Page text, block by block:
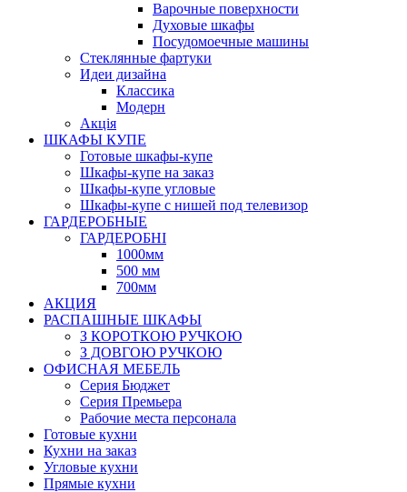
Варочные поверхности
Духовые шкафы
Посудомоечные машины
Стеклянные фартуки
Идеи дизайна
Класcика
Модерн
Акція
ШКАФЫ КУПЕ
Готовые шкафы-купе
Шкафы-купе на заказ
Шкафы-купе угловые
Шкафы-купе с нишей под телевизор
ГАРДЕРОБНЫЕ
ГАРДЕРОБНІ
1000мм
500 мм
700мм
АКЦИЯ
РАСПАШНЫЕ ШКАФЫ
З КОРОТКОЮ РУЧКОЮ
З ДОВГОЮ РУЧКОЮ
ОФИСНАЯ МЕБЕЛЬ
Серия Бюджет
Серия Премьера
Рабочие места персонала
Готовые кухни
Кухни на заказ
Угловые кухни
Прямые кухни